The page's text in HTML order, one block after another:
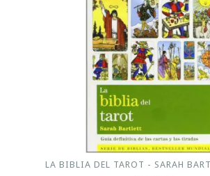
LA BIBLIA DEL TAROT - SARAH